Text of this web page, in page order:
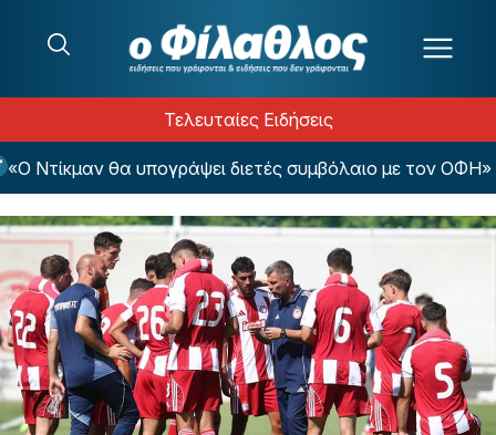
Τελευταίες Ειδήσεις
θα υπογράψει διετές συμβόλαιο με τον ΟΦΗ»